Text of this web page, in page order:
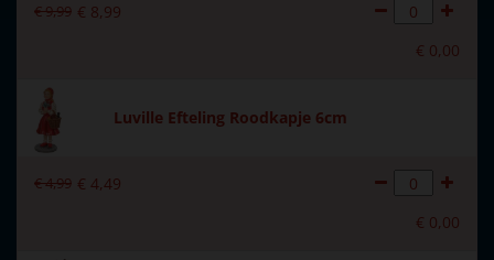
Met verlichting
Met muziek Nee
Formaat
€9,99 € 8,99
€ 0,00
Luville Efteling Roodkapje 6cm
€4,99 € 4,49
€ 0,00